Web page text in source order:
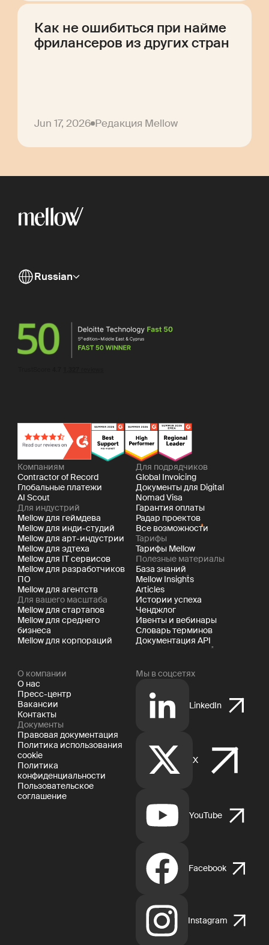
Как не ошибиться при найме
фрилансеров из других стран
Jun 17, 2026 Редакция Mellow
Russian
Компаниям
Contractor of Record
Глобальные платежи
AI Scout
Для индустрий
Mellow для геймдева
Mellow для инди-студий
Mellow для арт-индустрии
Mellow для эдтеха
Mellow для IT сервисов
Mellow для разработчиков
ПО
Mellow для агентств
Для вашего масштаба
Mellow для стартапов
Mellow для среднего
бизнеса
Mellow для корпораций
Для подрядчиков
Global Invoicing
Документы для Digital
Nomad Visa
Гарантия оплаты
Радар проектов
Все возможности
Тарифы
Тарифы Mellow
Полезные материалы
База знаний
Mellow Insights
Articles
Истории успеха
Ченджлог
Ивенты и вебинары
Словарь терминов
Документация API
О компании
О нас
Пресс-центр
Вакансии
Контакты
Документы
Правовая документация
Политика использования
cookie
Политика
конфиденциальности
Пользовательское
соглашение
Мы в соцсетях
LinkedIn
X
YouTube
Facebook
Instagram